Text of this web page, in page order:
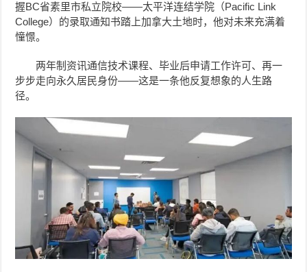
握BC省素里市私立院校——太平洋连结学院（Pacific Link
College）的录取通知书踏上加拿大土地时，他对未来充满着
憧憬。
两年制资讯通信技术课程、毕业后申请工作许可、再一
步步走向永久居民身份——这是一条他反复想象的人生路
径。